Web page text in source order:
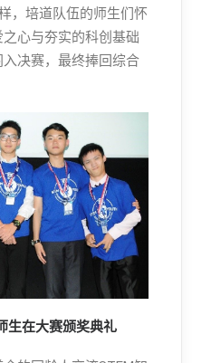
，培道队伍的师生们怀
心与夯实的科创基础
决赛，最终捧回综合
生在大赛颁奖典礼